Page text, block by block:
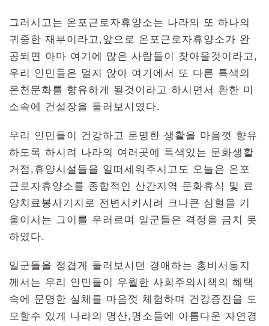
그러시고는 온포근로자휴양소는 나라의 또 하나의
귀중한 재부이라고,앞으로 온포근로자휴양소가 완
공되면 아마 여기에 많은 사람들이 찾아올것이라고,
우리 인민들은 멀지 않아 여기에서 또 다른 특색의
온천문화를 향유하게 될것이라고 하시면서 환한 미
소속에 건설장을 둘러보시였다.
우리 인민들이 건강하고 문명한 생활을 마음껏 향유
하도록 하시려 나라의 여러곳에 특색있는 문화생활
거점,휴양시설들을 일떠세워주시고도 오늘은 온포
근로자휴양소를 종합적인 산간지역 문화휴식 및 료
양치료봉사기지로 전변시키시려 크나큰 심혈을 기
울이시는 그이를 우러르며 일군들은 격정을 금치 못
하였다.
일군들을 정겹게 둘러보시던 경애하는 총비서동지
께서는 우리 인민들이 우월한 사회주의시책의 혜택
속에 문명한 실체를 마음껏 체험하며 건강증진을 도
모할수 있게 나라의 명산,명소들에 아름다운 자연경